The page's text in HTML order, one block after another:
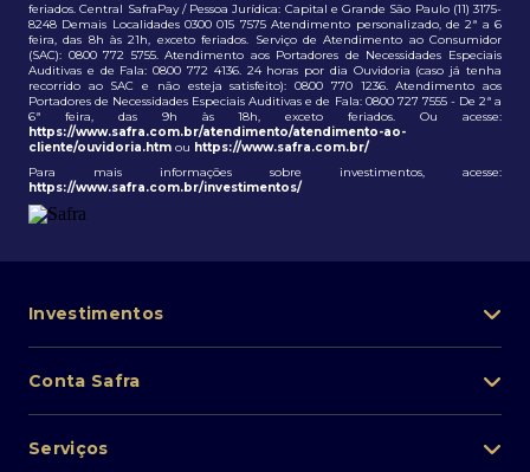
feriados. Central SafraPay / Pessoa Jurídica: Capital e Grande São Paulo (11) 3175-
8248 Demais Localidades 0300 015 7575 Atendimento personalizado, de 2ª a 6
feira, das 8h às 21h, exceto feriados. Serviço de Atendimento ao Consumidor
(SAC): 0800 772 5755. Atendimento aos Portadores de Necessidades Especiais
Auditivas e de Fala: 0800 772 4136. 24 horas por dia Ouvidoria (caso já tenha
recorrido ao SAC e não esteja satisfeito): 0800 770 1236. Atendimento aos
Portadores de Necessidades Especiais Auditivas e de Fala: 0800 727 7555 - De 2ª a
6ª feira, das 9h às 18h, exceto feriados. Ou acesse:
https://www.safra.com.br/atendimento/atendimento-ao-
cliente/ouvidoria.htm ou https://www.safra.com.br/
Para mais informações sobre investimentos, acesse:
https://www.safra.com.br/investimentos/
Investimentos
Lista de fundos de investimento
Conta Safra
Pessoa Física
Serviços